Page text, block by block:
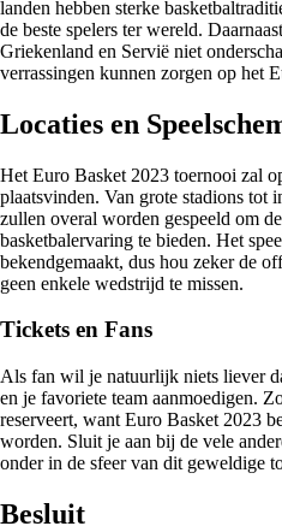
landen hebben sterke
de beste spelers ter wereld.
Griekenland en Servië niet
verrassingen kunnen zorgen op het
Locaties en
Het Euro Basket 2023 toernooi zal
plaatsvinden. Van grote stadions tot
zullen overal worden gespeeld om
basketbalervaring te bieden. Het
bekendgemaakt, dus hou zeker de
geen enkele wedstrijd te missen.
Tickets en Fans
Als fan wil je natuurlijk niets liever
en je favoriete team aanmoedigen.
reserveert, want Euro Basket 2023
worden. Sluit je aan bij de vele
onder in de sfeer van dit geweldige
Besluit